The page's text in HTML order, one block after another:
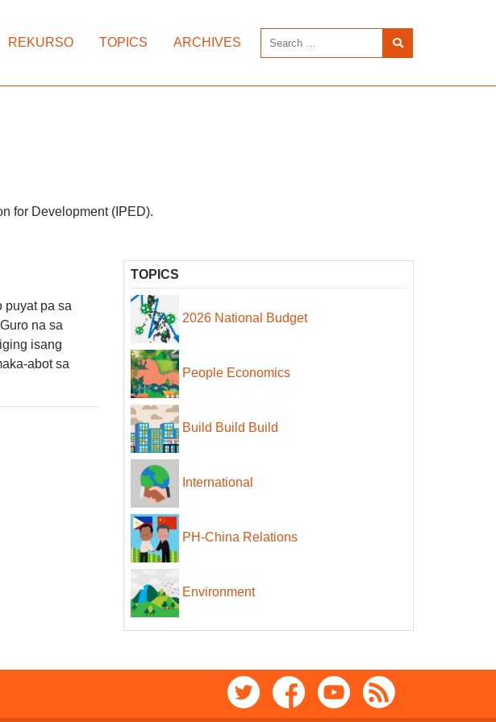
REKURSO TOPICS ARCHIVES
for Development (IPED).
puyat pa sa
na sa
isang
abot sa
TOPICS
2026 National Budget
People Economics
Build Build Build
International
PH-China Relations
Environment